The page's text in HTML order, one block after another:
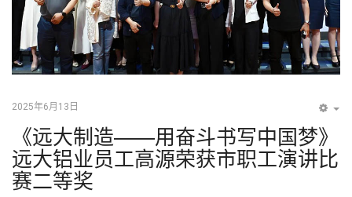
2025年6月13日
《远大制造——用奋斗书写中国梦》
远大铝业员工高源荣获市职工演讲比
赛二等奖